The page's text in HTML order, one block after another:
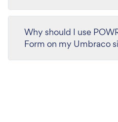
Why should I use
Form on my Umbraco